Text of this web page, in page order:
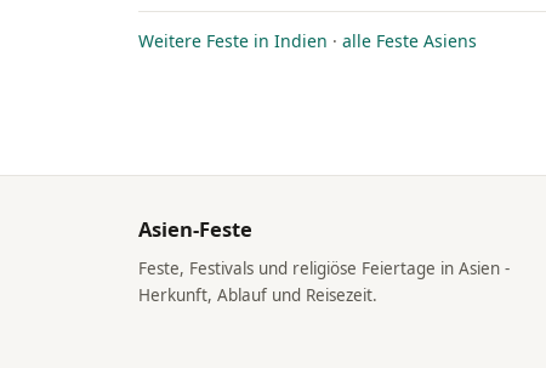
Weitere Feste in Indien · alle Feste Asiens
Asien-Feste
Feste, Festivals und religiöse Feiertage in Asien -
Herkunft, Ablauf und Reisezeit.